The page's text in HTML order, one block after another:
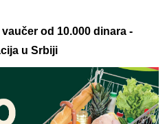
od 10.000 dinara -
u Srbiji